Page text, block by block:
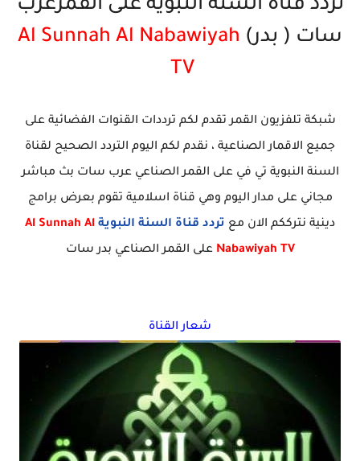
تردد قناة السنة النبوية على القمرعرب
سات ( بدر) Al Sunnah Al Nabawiyah
TV
شبكة تلفزيون القمر تقدم لكم ترددات القنوات الفضائية على
جميع الاقمار الصناعية ، نقدم لكم اليوم التردد الصحيح لقناة
السنة النبوية تي في على القمر الصناعي عرب سات بث مباشر
مجاني على مدار اليوم وهي قناة اسلامية تقوم بعرض برامج
دينية نترككم الان مع تردد قناة السنة النبوية Al Sunnah Al
Nabawiyah TV على القمر الصناعي بدر سات
شعار القناة